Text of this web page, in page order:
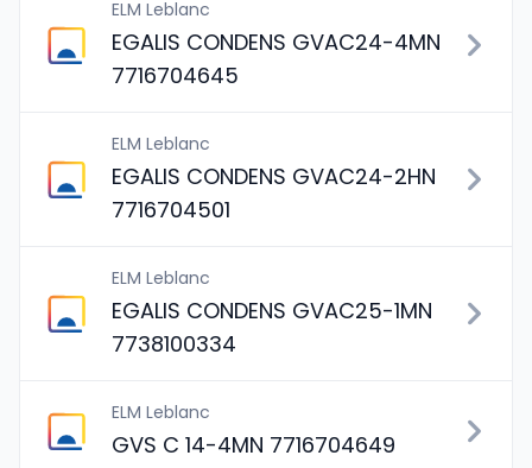
ELM Leblanc
EGALIS CONDENS GVAC24-4MN
7716704645
ELM Leblanc
EGALIS CONDENS GVAC24-2HN
7716704501
ELM Leblanc
EGALIS CONDENS GVAC25-1MN
7738100334
ELM Leblanc
GVS C 14-4MN 7716704649